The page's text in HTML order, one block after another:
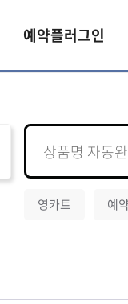
예약플러그인
영카트 예